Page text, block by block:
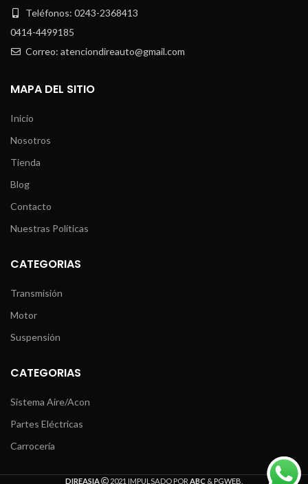
Teléfonos: 0243-2368413
0414-4499185
Correo: atenciondireauto@gmail.com
MAPA DEL SITIO
Inicio
Nosotros
Tienda
Blog
Contacto
Nuestras Políticas
CATEGORIAS
Transmisión
Motor
Suspensión
CATEGORIAS
Sistema Aire/Acon
Partes Eléctricas
Carrocería
DIREASIA 2021 IMPULSADO POR ABC &PGWEB